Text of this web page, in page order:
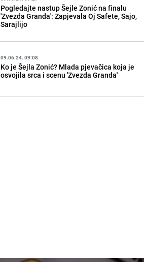
Pogledajte nastup Šejle Zonić na finalu
'Zvezda Granda': Zapjevala Oj Safete, Sajo,
Sarajlijo
09.06.24. 09:08
Ko je Šejla Zonić? Mlada pjevačica koja je
osvojila srca i scenu 'Zvezda Granda'